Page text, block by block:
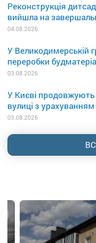
Реконструкція
вийшла на
04.08.2026
У Великодимерській
переробки
03.08.2026
У Києві
вулиці з
03.08.2026